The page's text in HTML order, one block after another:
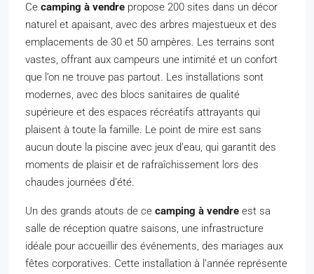
Ce camping à vendre propose 200 sites dans un décor
naturel et apaisant, avec des arbres majestueux et des
emplacements de 30 et 50 ampères. Les terrains sont
vastes, offrant aux campeurs une intimité et un confort
que l’on ne trouve pas partout. Les installations sont
modernes, avec des blocs sanitaires de qualité
supérieure et des espaces récréatifs attrayants qui
plaisent à toute la famille. Le point de mire est sans
aucun doute la piscine avec jeux d’eau, qui garantit des
moments de plaisir et de rafraîchissement lors des
chaudes journées d’été.
Un des grands atouts de ce camping à vendre est sa
salle de réception quatre saisons, une infrastructure
idéale pour accueillir des événements, des mariages aux
fêtes corporatives. Cette installation à l’année représente